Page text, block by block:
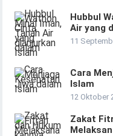
Hubbul
Air yang
11
Cara
Islam
12 Oktober
Zakat